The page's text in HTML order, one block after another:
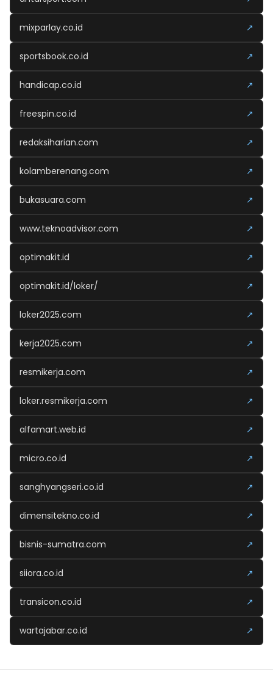
mixparlay.co.id ↗
sportsbook.co.id ↗
handicap.co.id ↗
freespin.co.id ↗
redaksiharian.com ↗
kolamberenang.com ↗
bukasuara.com ↗
www.teknoadvisor.com ↗
optimakit.id ↗
optimakit.id/loker/ ↗
loker2025.com ↗
kerja2025.com ↗
resmikerja.com ↗
loker.resmikerja.com ↗
alfamart.web.id ↗
micro.co.id ↗
sanghyangseri.co.id ↗
dimensitekno.co.id ↗
bisnis-sumatra.com ↗
siiora.co.id ↗
transicon.co.id ↗
wartajabar.co.id ↗